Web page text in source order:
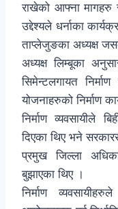
राखेको आफ्ना मागहरु
उद्देश्यले धर्नाका
ताप्लेजुङका अध्यक्ष
अध्यक्ष लिम्बूका
सिमेन्टलगायत
योजनाहरुको निर्माण
निर्माण व्यवसायीले
दिएका थिए भने
प्रमुख जिल्ला
बुझाएका थिए ।
निर्माण